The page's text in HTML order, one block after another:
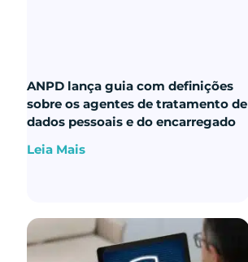
ANPD lança guia com definições
sobre os agentes de tratamento de
dados pessoais e do encarregado
Leia Mais